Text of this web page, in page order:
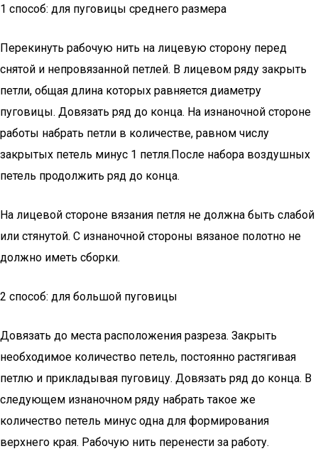
1 способ: для пуговицы среднего размера
Перекинуть рабочую нить на лицевую сторону перед
снятой и непровязанной петлей. В лицевом ряду закрыть
петли, общая длина которых равняется диаметру
пуговицы. Довязать ряд до конца. На изнаночной стороне
работы набрать петли в количестве, равном числу
закрытых петель минус 1 петля.После набора воздушных
петель продолжить ряд до конца.
На лицевой стороне вязания петля не должна быть слабой
или стянутой. С изнаночной стороны вязаное полотно не
должно иметь сборки.
2 способ: для большой пуговицы
Довязать до места расположения разреза. Закрыть
необходимое количество петель, постоянно растягивая
петлю и прикладывая пуговицу. Довязать ряд до конца. В
следующем изнаночном ряду набрать такое же
количество петель минус одна для формирования
верхнего края. Рабочую нить перенести за работу.